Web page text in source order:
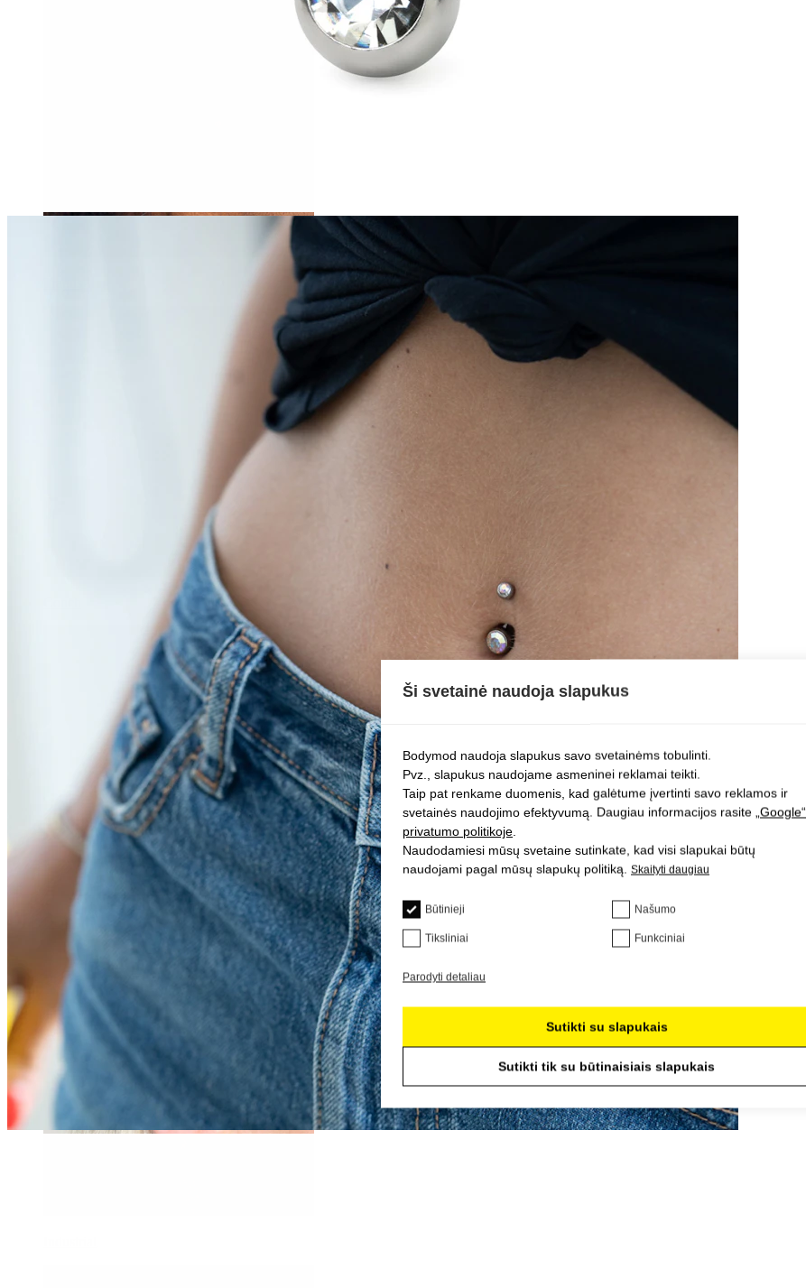
Ši svetainė naudoja slapukus
Bodymod naudoja slapukus savo svetainėms tobulinti.
Pvz., slapukus naudojame asmeninei reklamai teikti.
Taip pat renkame duomenis, kad galėtume įvertinti savo reklamos ir
svetainės naudojimo efektyvumą. Daugiau informacijos rasite „Google“
privatumo politikoje
Naudodamiesi mūsų svetaine sutinkate, kad visi slapukai būtų
naudojami pagal mūsų slapukų politiką. Skaityti daugiau
Būtinieji Našumo
Tiksliniai Funkciniai
Parodyti detaliau
Sutikti su slapukais
Sutikti tik su būtinaisiais slapukais